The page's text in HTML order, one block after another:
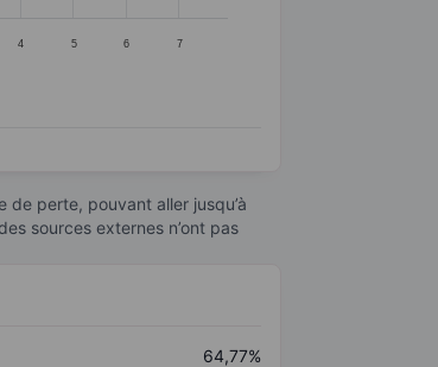
4 5 6 7
de perte, pouvant aller jusqu’à
sources externes n’ont pas
64,77%